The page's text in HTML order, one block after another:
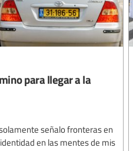
para llegar a la
señalo fronteras en
en las mentes de mis